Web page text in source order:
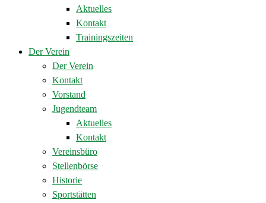
Aktuelles
Kontakt
Trainingszeiten
Der Verein
Der Verein
Kontakt
Vorstand
Jugendteam
Aktuelles
Kontakt
Vereinsbüro
Stellenbörse
Historie
Sportstätten